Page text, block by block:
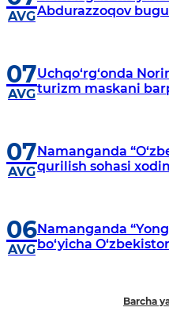
AVGAbdurazzoqov
07
AVG
Uchqo‘rg‘onda
turizm maskani
07
AVG
Namanganda
qurilish sohasi
06
AVG
Namanganda
bo‘yicha
Barcha